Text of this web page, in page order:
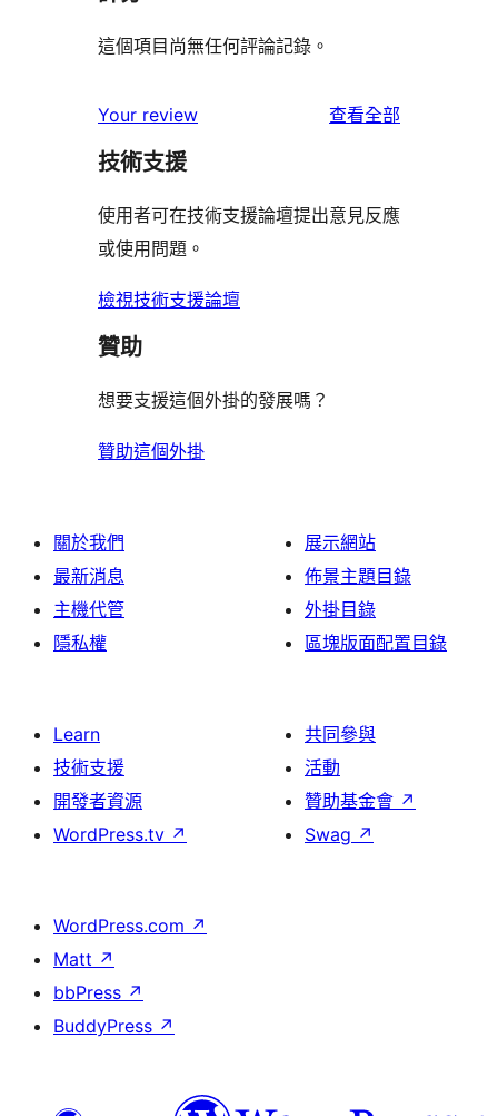
這個項目尚無任何評論記錄。
Your review 查看全部
評
技術支援
使用者可在技術支援論壇提出意見反應
或使用問題。
檢視技術支援論壇
贊助
想要支援這個外掛的發展嗎？
贊助這個外掛
關於我們
最新消息
主機代管
隱私權
展示網站
佈景主題目錄
外掛目錄
區塊版面配置目錄
Learn
技術支援
開發者資源
WordPress.tv ↗
共同參與
活動
贊助基金會 ↗
Swag ↗
WordPress.com ↗
Matt ↗
bbPress ↗
BuddyPress ↗